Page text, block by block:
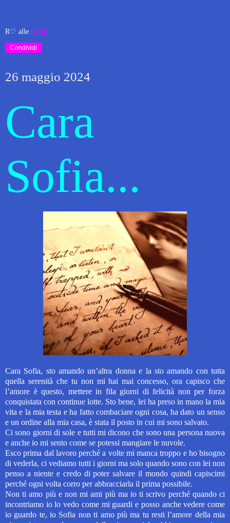
R♡ alle 00:00
Condividi
26 maggio 2024
Cara
Sofia...
Cara Sofia, sto amando un’altra donna e la sto amando con tutta
quella serenità che tu non mi hai mai concesso, ora capisco che
l’amore è questo, mettere in fila giorni di felicità non per forza
conquistata con continue lotte. Sto bene, lei ha preso in mano la mia
vita e la mia testa e ha fatto combaciare ogni cosa, ha dato un senso
e un ordine alla mia casa, è stata il posto in cui mi sono salvato.
Ci sono giorni di sole e tutti mi dicono che sono una persona nuova
e anche io mi sento come se potessi mangiare le nuvole.
Esco prima dal lavoro perché a volte mi manca troppo e ho bisogno
di vederla, ci vediamo tutti i giorni ma solo quando sono con lei non
penso a niente e credo di poter salvare il mondo quindi capiscimi
perché ogni volta corro per abbracciarla il prima possibile.
Non ti amo più e non mi ami più ma io ti scrivo perché quando ci
incontriamo io lo vedo come mi guardi e posso anche vedere come
io guardo te, io Sofia non ti amo più ma tu resti l’amore della mia